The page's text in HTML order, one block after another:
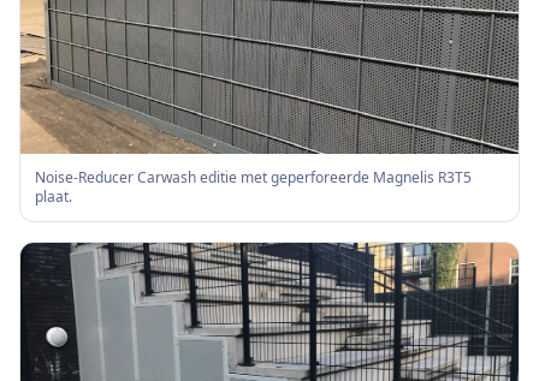
Noise-Reducer Carwash editie met geperforeerde Magnelis R3T5
plaat.